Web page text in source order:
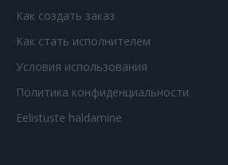
Как создать заказ
Как стать исполнителем
Условия использования
Политика конфиденциальности
Eelistuste haldamine